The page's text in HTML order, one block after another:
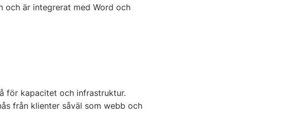
och är integrerat med Word och
för kapacitet och infrastruktur.
från klienter såväl som webb och